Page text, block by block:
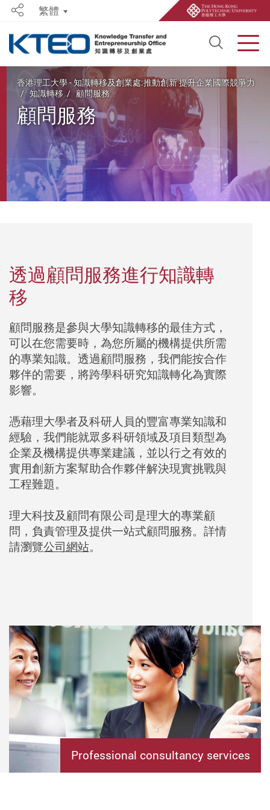
Open
Share繁體
Start main content
香港理工大學 - 知識轉移及創業處:推動創新 提升企業國際競爭力
知識轉移
顧問服務
顧問服務
透過顧問服務進行知識轉
移
顧問服務是參與大學知識轉移的最佳方式，
可以在您需要時，為您所屬的機構提供所需
的專業知識。 透過顧問服務 ， 我們能按合作
夥伴的需要， 將跨學科研究知識轉化為實際
影響。
憑藉理大學者及科研人員的豐富專業知識和
經驗， 我們能就眾多科研領域及項目類型為
企業及機構提供專業建議，並以行之有效的
實用創新方案幫助合作夥伴解決現實挑戰與
工程難題。
理大科技及顧問有限公司是理大的專業顧
問，負責管理及提供一站式顧問服務。詳情
請瀏覽公司網站。
Professional consultancy services